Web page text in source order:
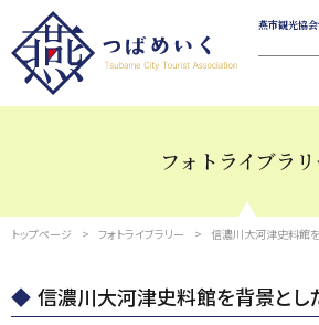
燕市観光協
フォトライブラ
トップページ フォトライブラリー 信濃川大河津史料館
信濃川大河津史料館を背景とし